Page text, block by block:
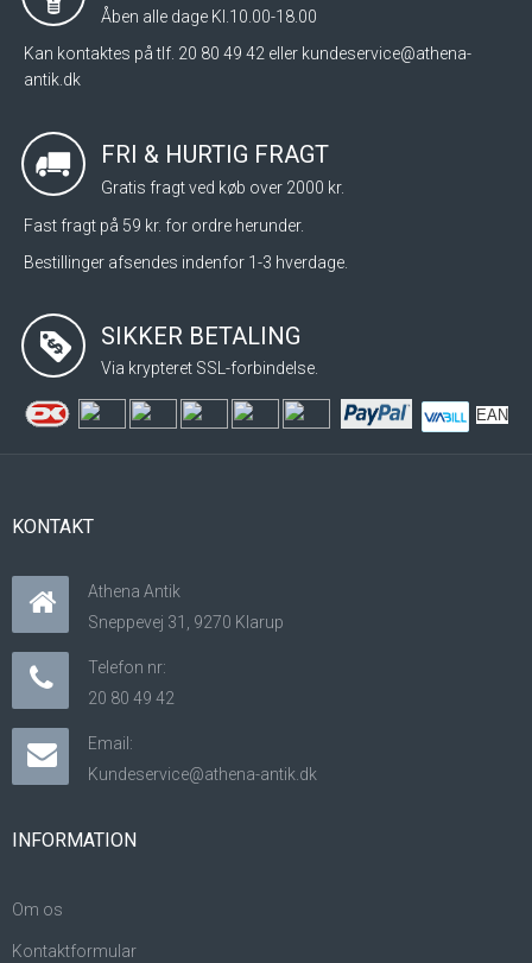
Åben alle dage Kl.10.00-18.00
Kan kontaktes på tlf. 20 80 49 42 eller kundeservice@athena-
antik.dk
FRI & HURTIG FRAGT
Gratis fragt ved køb over 2000 kr.
Fast fragt på 59 kr. for ordre herunder.
Bestillinger afsendes indenfor 1-3 hverdage.
SIKKER BETALING
Via krypteret SSL-forbindelse.
EAN
KONTAKT
Athena Antik
Sneppevej 31, 9270 Klarup
Telefon nr:
20 80 49 42
Email:
Kundeservice@athena-antik.dk
INFORMATION
Om os
Kontaktformular